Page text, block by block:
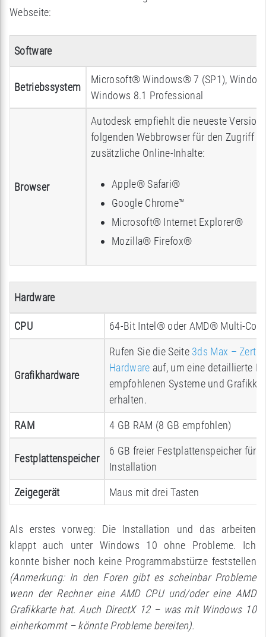
Webseite:
Software
Betriebssystem
Microsoft® Windows® 7 (SP1),
Windows 8.1 Professional
Browser
Autodesk empfiehlt die neueste Version
folgenden Webbrowser für den Zugriff
zusätzliche Online-Inhalte:
Apple® Safari®
Google Chrome™
Microsoft® Internet Explorer®
Mozilla® Firefox®
Hardware
CPU 64-Bit Intel® oder AMD® Multi-
Grafikhardware
Rufen Sie die Seite 3ds Max –
Hardware auf, um eine detaillierte
empfohlenen Systeme und
erhalten.
RAM 4 GB RAM (8 GB empfohlen)
Festplattenspeicher
6 GB freier Festplattenspeicher für
Installation
Zeigegerät Maus mit drei Tasten
Als erstes vorweg: Die Installation und das arbeiten
klappt auch unter Windows 10 ohne Probleme. Ich
konnte bisher noch keine Programmabstürze feststellen
(Anmerkung: In den Foren gibt es scheinbar Probleme
wenn der Rechner eine AMD CPU und/oder eine AMD
Grafikkarte hat. Auch DirectX 12 – was mit Windows 10
einherkommt – könnte Probleme bereiten).